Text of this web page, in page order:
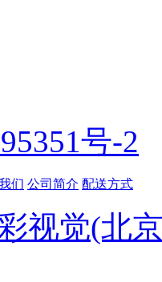
号-2
们 公司简介 配送方式
视觉(北